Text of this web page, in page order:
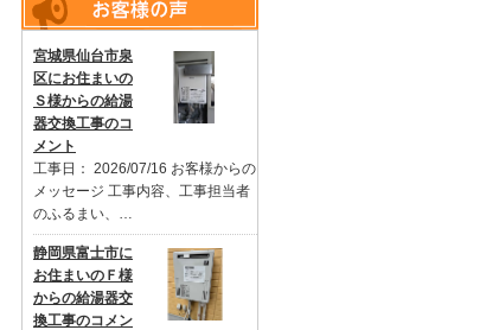
宮城県仙台市泉
区にお住まいの
Ｓ様からの給湯
器交換工事のコ
メント
工事日： 2026/07/16 お客様からの
メッセージ 工事内容、工事担当者
のふるまい、…
静岡県富士市に
お住まいのＦ様
からの給湯器交
換工事のコメン